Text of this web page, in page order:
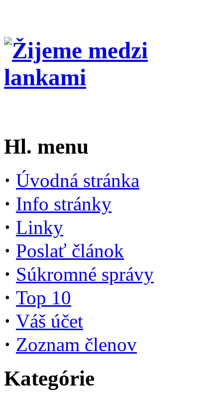
Hl. menu
· Úvodná stránka
· Info stránky
· Linky
· Poslať článok
· Súkromné správy
· Top 10
· Váš účet
· Zoznam členov
Kategórie